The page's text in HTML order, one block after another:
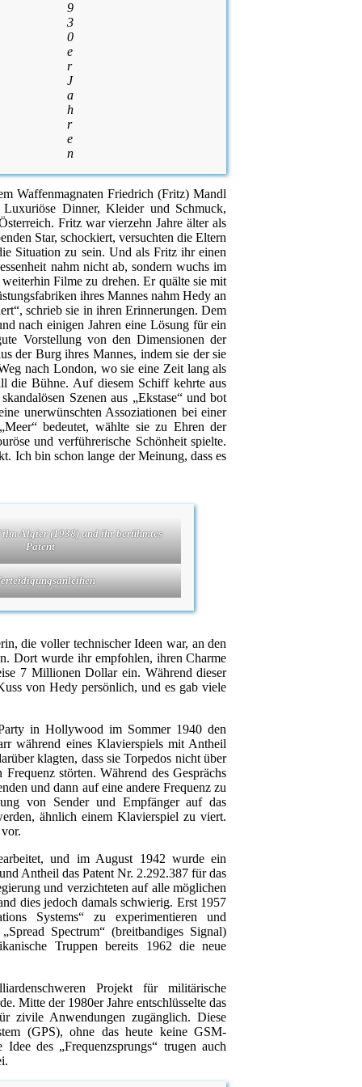
9
3
0
e
r
J
a
h
r
e
n
Waffenmagnaten Friedrich (Fritz) Mandl
Dinner, Kleider und Schmuck,
Fritz war vierzehn Jahre älter als
Star, schockiert, versuchten die Eltern
Situation zu sein. Und als Fritz ihr einen
nahm nicht ab, sondern wuchs im
Filme zu drehen. Er quälte sie mit
ihres Mannes nahm Hedy an
schrieb sie in ihren Erinnerungen. Dem
nach einigen Jahren eine Lösung für ein
Vorstellung von den Dimensionen der
der Burg ihres Mannes, indem sie der sie
nach London, wo sie eine Zeit lang als
die Bühne. Auf diesem Schiff kehrte aus
Szenen aus „Ekstase“ und bot
unerwünschten Assoziationen bei einer
bedeutet, wählte sie zu Ehren der
und verführerische Schönheit spielte.
Ich bin schon lange der Meinung, dass es
Algier (1938) und ihr berühmtes
Patent
die voller technischer Ideen war, an den
Dort wurde ihr empfohlen, ihren Charme
7 Millionen Dollar ein. Während dieser
von Hedy persönlich, und es gab viele
in Hollywood im Sommer 1940 den
während eines Klavierspiels mit Antheil
klagten, dass sie Torpedos nicht über
störten. Während des Gesprächs
und dann auf eine andere Frequenz zu
von Sender und Empfänger auf das
ähnlich einem Klavierspiel zu viert.
und im August 1942 wurde ein
Antheil das Patent Nr. 2.292.387 für das
und verzichteten auf alle möglichen
dies jedoch damals schwierig. Erst 1957
Systems“ zu experimentieren und
Spectrum“ (breitbandiges Signal)
Truppen bereits 1962 die neue
Projekt für militärische
Mitte der 1980er Jahre entschlüsselte das
zivile Anwendungen zugänglich. Diese
(GPS), ohne das heute keine GSM-
des „Frequenzsprungs“ trugen auch